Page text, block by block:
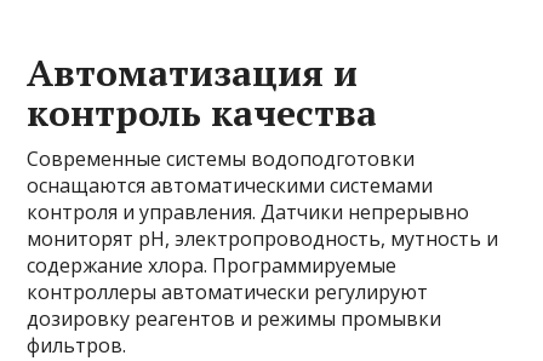
Автоматизация и
контроль качества
Современные системы водоподготовки
оснащаются автоматическими системами
контроля и управления. Датчики непрерывно
мониторят pH, электропроводность, мутность и
содержание хлора. Программируемые
контроллеры автоматически регулируют
дозировку реагентов и режимы промывки
фильтров.